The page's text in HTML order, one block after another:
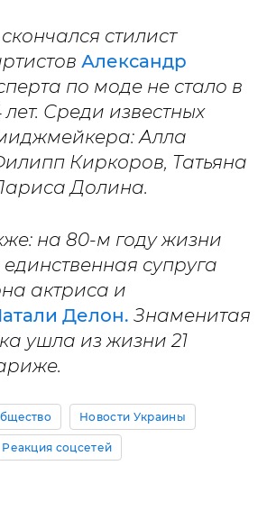
стилист
Александр
по моде не стало в
лет. Среди известных
Алла
Киркоров, Татьяна
Долина.
на 80-м году жизни
супруга
актриса и
Делон. Знаменитая
ушла из жизни 21
Новости Украины
Реакция соцсетей